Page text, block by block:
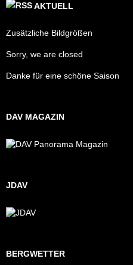
AKTUELL
Zusätzliche Bildgrößen
Sorry, we are closed
Danke für eine schöne Saison
DAV MAGAZIN
JDAV
BERGWETTER